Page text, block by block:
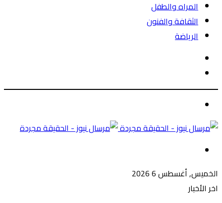
المراه والطفل
الثقافة والفنون
الرياضة
عن
الخميس, أغسطس 6 2026
اخر الأخبار